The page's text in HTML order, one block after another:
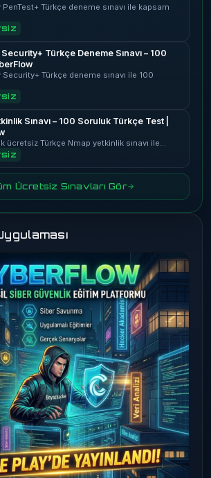
Türkçe deneme sınavı ile kapsam
Türkçe Deneme Sınavı – 100
Türkçe deneme sınavı ile 100
Sınavı – 100 Soruluk Türkçe Test |
ücretsiz Türkçe Nmap yetkinlik sınavı ile…
Ücretsiz Sınavları Gör